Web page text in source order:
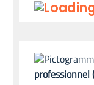
professionnel